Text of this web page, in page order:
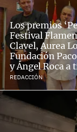
Los premios
Festival
Clavel, Aurea
Fundación
y Ángel Roca a
REDACCIÓN